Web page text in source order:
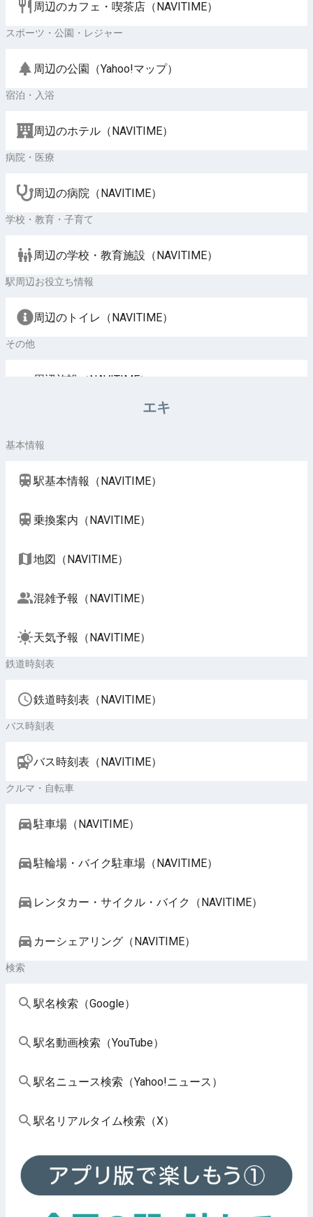
周辺のカフェ・喫茶店（NAVITIME）
スポーツ・公園・レジャー
周辺の公園（Yahoo!マップ）
宿泊・入浴
周辺のホテル（NAVITIME）
病院・医療
周辺の病院（NAVITIME）
学校・教育・子育て
周辺の学校・教育施設（NAVITIME）
駅周辺お役立ち情報
周辺のトイレ（NAVITIME）
その他
周辺施設（NAVITIME）
エキ
基本情報
駅基本情報（NAVITIME）
乗換案内（NAVITIME）
地図（NAVITIME）
混雑予報（NAVITIME）
天気予報（NAVITIME）
鉄道時刻表
鉄道時刻表（NAVITIME）
バス時刻表
バス時刻表（NAVITIME）
クルマ・自転車
駐車場（NAVITIME）
駐輪場・バイク駐車場（NAVITIME）
レンタカー・サイクル・バイク（NAVITIME）
カーシェアリング（NAVITIME）
検索
駅名検索（Google）
駅名動画検索（YouTube）
駅名ニュース検索（Yahoo!ニュース）
駅名リアルタイム検索（X）